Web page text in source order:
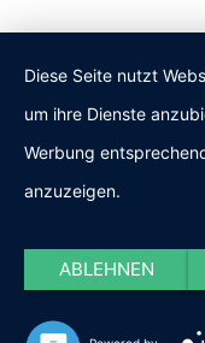
Diese Seite nutzt
um ihre Dienste
Werbung
anzuzeigen.
ABLEHNEN